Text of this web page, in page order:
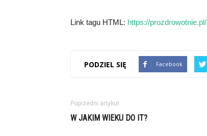
Link tagu HTML: https://prozdrowotnie.pl/
PODZIEL SIĘ Facebook
Poprzedni artykuł
W JAKIM WIEKU DO IT?